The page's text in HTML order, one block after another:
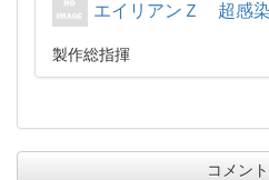
エイリアンＺ 超感染
製作総指揮
コメント